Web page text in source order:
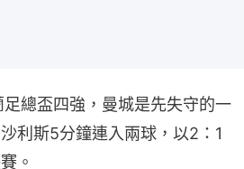
總盃四強，曼城是先失守的一
利斯5分鐘連入兩球，以2：1
。